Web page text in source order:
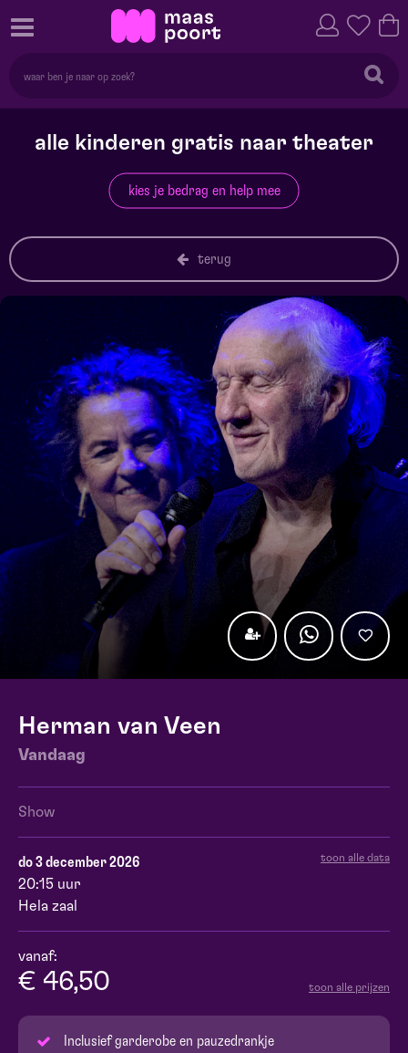
alle kinderen gratis naar theater
kies je bedrag en help mee
terug
Herman van Veen
Vandaag
Show
do 3 december 2026 toon alle data
20:15 uur
Hela zaal
vanaf:
€ 46,50 toon alle prijzen
Inclusief garderobe en pauzedrankje